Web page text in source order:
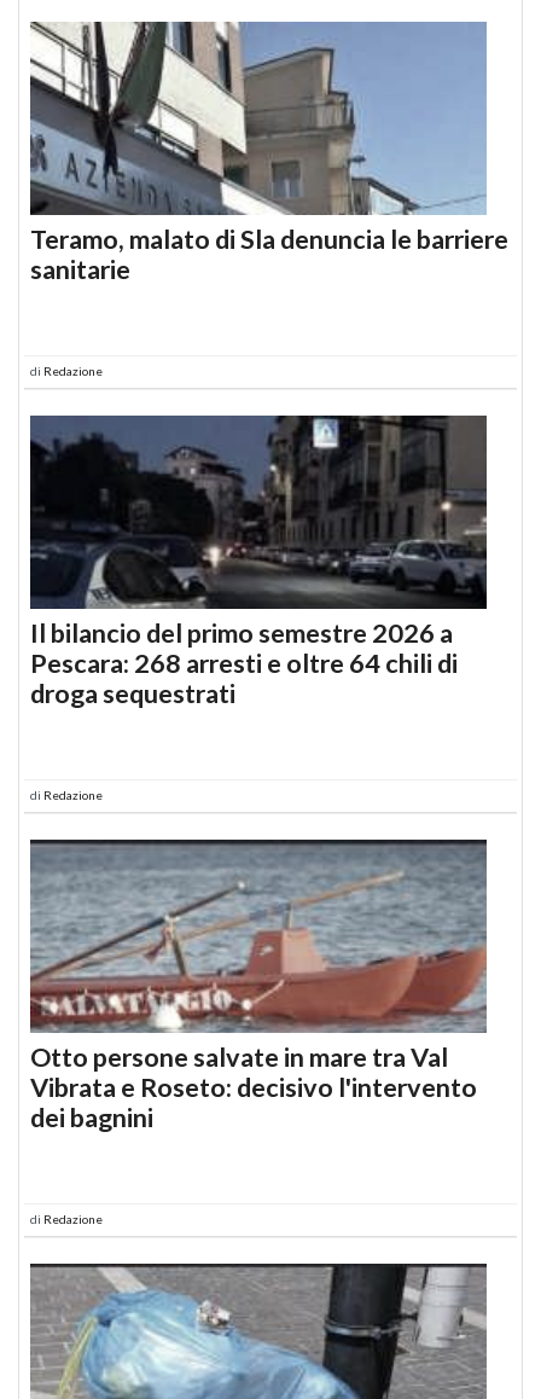
Teramo, malato di Sla denuncia le barriere
sanitarie
di Redazione
Il bilancio del primo semestre 2026 a
Pescara: 268 arresti e oltre 64 chili di
droga sequestrati
di Redazione
Otto persone salvate in mare tra Val
Vibrata e Roseto: decisivo l'intervento
dei bagnini
di Redazione